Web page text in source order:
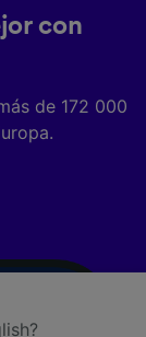
con
de 172 000